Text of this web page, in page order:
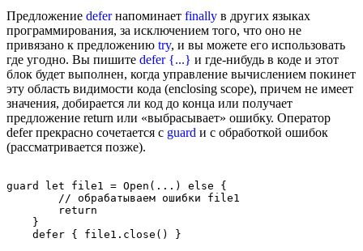
Предложение deferнапоминает finally в других языках
программирования, за исключением того, что оно не
привязано к предложению try, и вы можете его использовать
где угодно. Вы пишите defer {...} и где-нибудь в коде и этот
блок будет выполнен, когда управление вычислением покинет
эту область видимости кода (enclosing scope), причем не имеет
значения, добирается ли код до конца или получает
предложение return или «выбрасывает» ошибку. Оператор
defer прекрасно сочетается с guard и с обработкой ошибок
(рассматривается позже).
guard let file1 = Open(...) else {
        // обрабатываем ошибки file1
        return
    }
    defer { file1.close() }